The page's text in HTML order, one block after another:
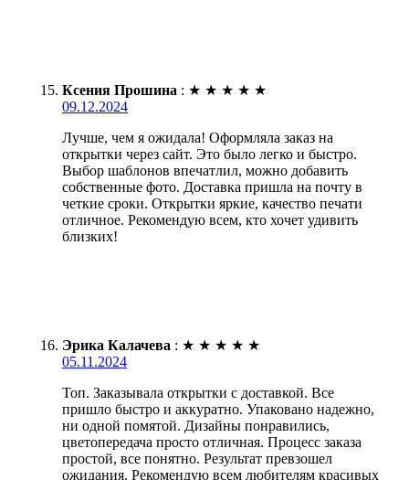
Ксения Прошина : ★ ★ ★ ★ ★
09.12.2024
Лучше, чем я ожидала! Оформляла заказ на
открытки через сайт. Это было легко и быстро.
Выбор шаблонов впечатлил, можно добавить
собственные фото. Доставка пришла на почту в
четкие сроки. Открытки яркие, качество печати
отличное. Рекомендую всем, кто хочет удивить
близких!
Эрика Калачева : ★ ★ ★ ★ ★
05.11.2024
Топ. Заказывала открытки с доставкой. Все
пришло быстро и аккуратно. Упаковано надежно,
ни одной помятой. Дизайны понравились,
цветопередача просто отличная. Процесс заказа
простой, все понятно. Результат превзошел
ожидания. Рекомендую всем любителям красивых